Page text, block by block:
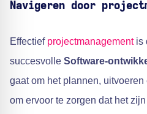
Navigeren door
Effectief projectmanagementis
succesvolle Software-
gaat om het plannen,
om ervoor te zorgen dat het